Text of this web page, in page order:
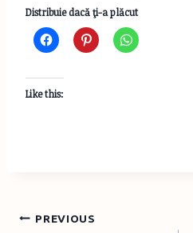
Distribuie dacă ţi-a plăcut
Like this:
Post
PREVIOUS